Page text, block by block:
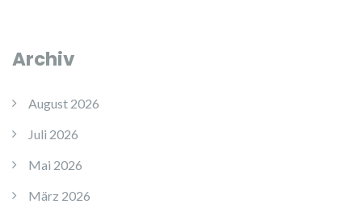
Archiv
August 2026
Juli 2026
Mai 2026
März 2026